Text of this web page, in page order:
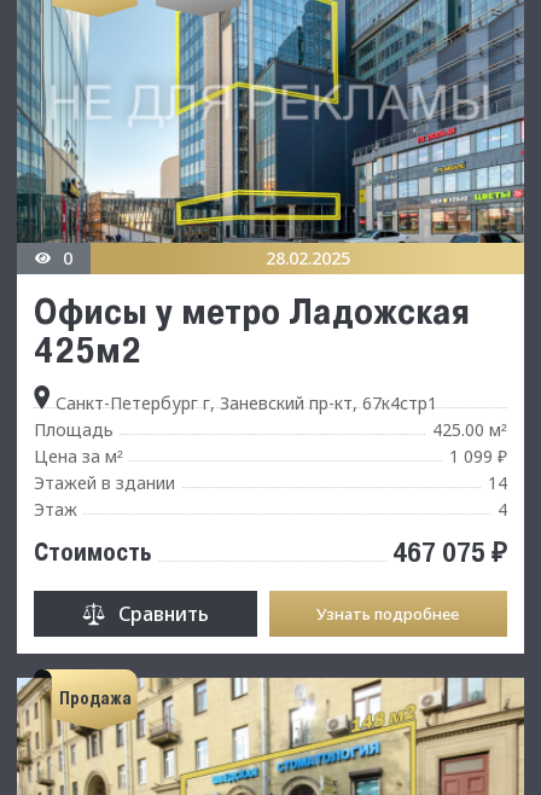
0 28.02.2025
Офисы у метро Ладожская
425м2
Санкт-Петербург г, Заневский пр-кт, 67к4стр1
Площадь
425.00 м²
Цена за м²
1 099 ₽
Этажей в здании
14
Этаж
4
Стоимость 467 075 ₽
Сравнить Узнать подробнее
Продажа